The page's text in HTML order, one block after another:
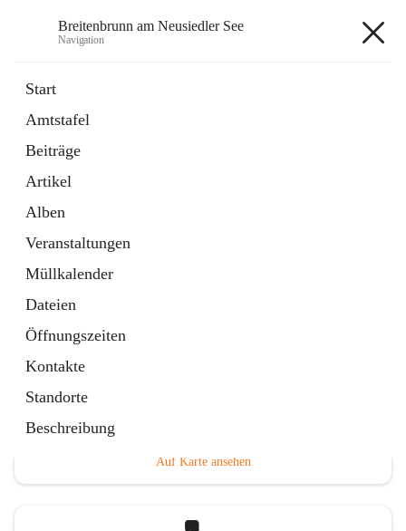
Breitenbrunn am Neusiedler See
Navigation
Start
Amtstafel
Beiträge
Artikel
Alben
Veranstaltungen
Müllkalender
Dateien
Öffnungszeiten
Kontakte
Standorte
Beschreibung
18 Schnellzugriffe
Gemeindeservice
Auf Karte ansehen